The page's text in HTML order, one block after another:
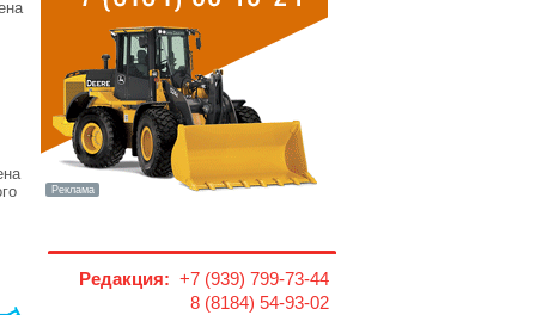
Редакция: +7 (939) 799-73-44
8 (8184) 54-93-02